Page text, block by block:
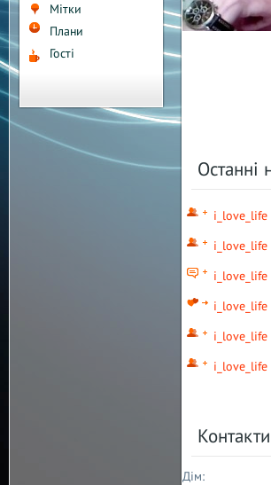
Мітки
Плани
Гості
Останні
i_love_life
i_love_life
i_love_life
i_love_life
i_love_life
i_love_life
Контакти
Дім: